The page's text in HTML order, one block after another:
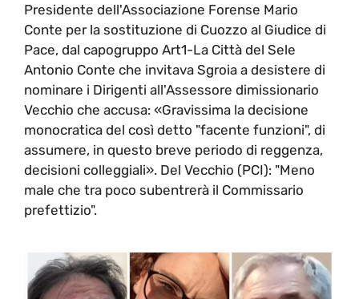
Presidente dell'Associazione Forense Mario
Conte per la sostituzione di Cuozzo al Giudice di
Pace, dal capogruppo Art1-La Città del Sele
Antonio Conte che invitava Sgroia a desistere di
nominare i Dirigenti all'Assessore dimissionario
Vecchio che accusa: «Gravissima la decisione
monocratica del così detto "facente funzioni", di
assumere, in questo breve periodo di reggenza,
decisioni colleggiali». Del Vecchio (PCI): "Meno
male che tra poco subentrerà il Commissario
prefettizio".